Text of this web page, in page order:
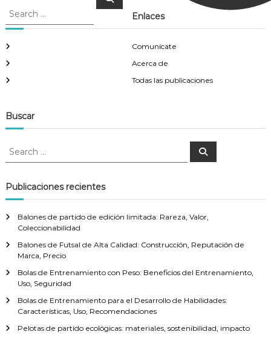
a
r
c
o
c
Enlaces
Comunícate
Acerca de
Todas las publicaciones
Buscar
S
r
c
f
r
S
Publicaciones recientes
Balones de partido de edición limitada: Rareza, Valor,
Coleccionabilidad
Balones de Futsal de Alta Calidad: Construcción, Reputación de
Marca, Precio
Bolas de Entrenamiento con Peso: Beneficios del Entrenamiento,
Uso, Seguridad
Bolas de Entrenamiento para el Desarrollo de Habilidades:
Características, Uso, Recomendaciones
Pelotas de partido ecológicas: materiales, sostenibilidad, impacto